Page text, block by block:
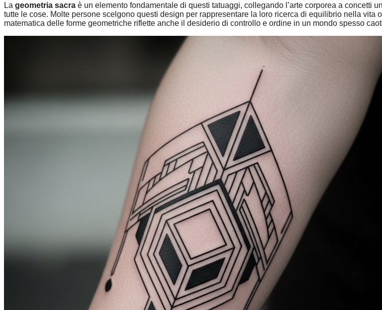
La geometria sacra è un elemento fondamentale di questi tatuaggi, collegando l’arte corporea a concetti
tutte le cose. Molte persone scelgono questi design per rappresentare la loro ricerca di equilibrio nella
matematica delle forme geometriche riflette anche il desiderio di controllo e ordine in un mondo spesso